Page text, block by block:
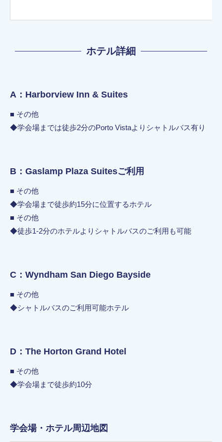
ホテル詳細
A：Harborview Inn & Suites
■ その他
◆学会場までは徒歩2分のPorto Vistaよりシャトルバス有り
B：Gaslamp Plaza Suitesご利用
■ その他
◆学会場まで徒歩約15分に位置するホテル
■ その他
◆徒歩1-2分のホテルよりシャトルバスのご利用も可能
C：Wyndham San Diego Bayside
■ その他
◆シャトルバスのご利用可能ホテル
D：The Horton Grand Hotel
■ その他
◆学会場まで徒歩約10分
学会場・ホテル周辺地図